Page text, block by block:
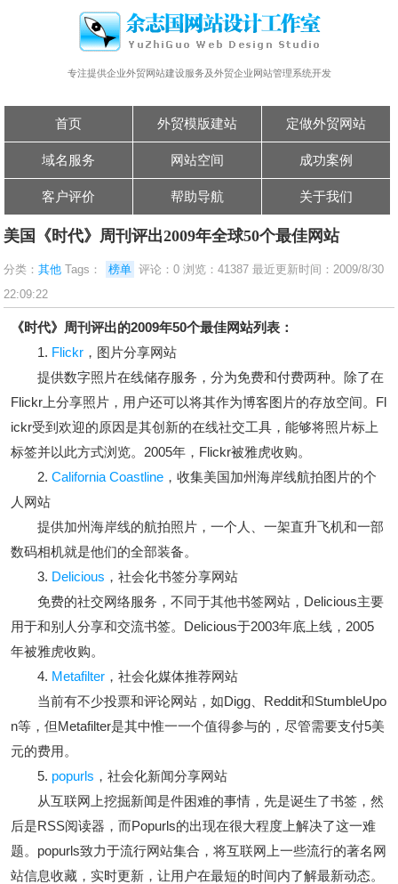
专注提供企业外贸网站建设服务及外贸企业网站管理系统开发
首页 外贸模版建站 定做外贸网站
域名服务 网站空间 成功案例
客户评价 帮助导航 关于我们
美国《时代》周刊评出2009年全球50个最佳网站
分类：其他 Tags： 榜单 评论：0 浏览：41387 最近更新时间：2009/8/30
22:09:22
《时代》周刊评出的2009年50个最佳网站列表：
1. Flickr ，图片分享网站
提供数字照片在线储存服务，分为免费和付费两种。除了在
Flickr上分享照片，用户还可以将其作为博客图片的存放空间。Fl
ickr受到欢迎的原因是其创新的在线社交工具，能够将照片标上
标签并以此方式浏览。2005年，Flickr被雅虎收购。
2.California Coastline ，收集美国加州海岸线航拍图片的个
人网站
提供加州海岸线的航拍照片，一个人、一架直升飞机和一部
数码相机就是他们的全部装备。
3. Delicious ，社会化书签分享网站
免费的社交网络服务，不同于其他书签网站，Delicious主要
用于和别人分享和交流书签。Delicious于2003年底上线，2005
年被雅虎收购。
4. Metafilter ，社会化媒体推荐网站
当前有不少投票和评论网站，如Digg、Reddit和StumbleUpo
n等，但Metafilter是其中惟一一个值得参与的，尽管需要支付5美
元的费用。
5. popurls ，社会化新闻分享网站
从互联网上挖掘新闻是件困难的事情，先是诞生了书签，然
后是RSS阅读器，而Popurls的出现在很大程度上解决了这一难
题。popurls致力于流行网站集合，将互联网上一些流行的著名网
站信息收藏，实时更新，让用户在最短的时间内了解最新动态。